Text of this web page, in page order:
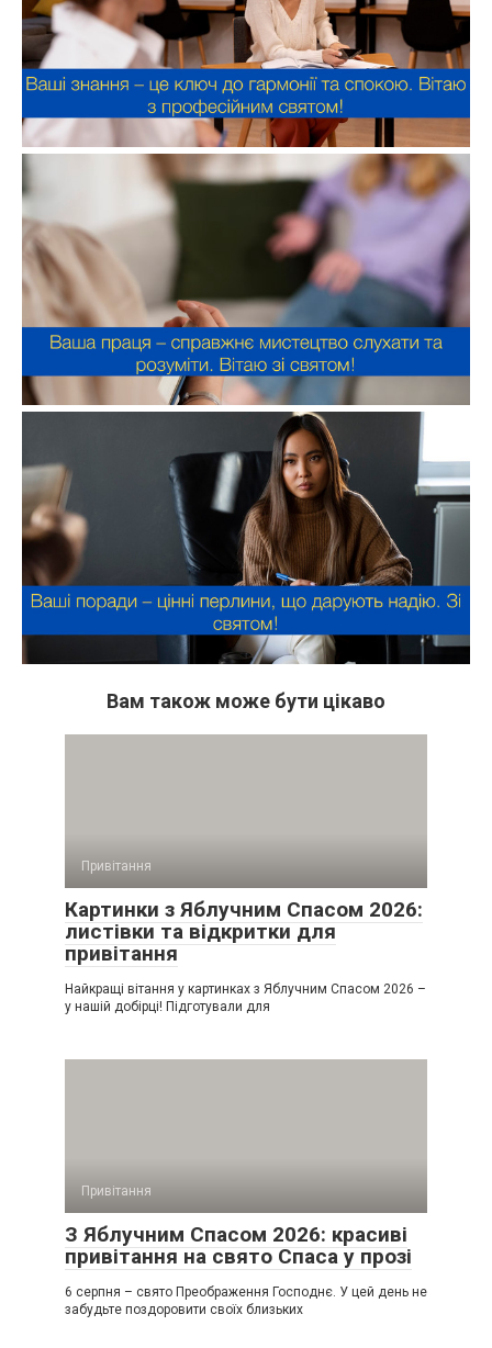
Вам також може бути цікаво
Привітання
Картинки з Яблучним Спасом 2026:
листівки та відкритки для
привітання
Найкращі вітання у картинках з Яблучним Спасом 2026 –
у нашій добірці! Підготували для
Привітання
З Яблучним Спасом 2026: красиві
привітання на свято Спаса у прозі
6 серпня – свято Преображення Господнє. У цей день не
забудьте поздоровити своїх близьких